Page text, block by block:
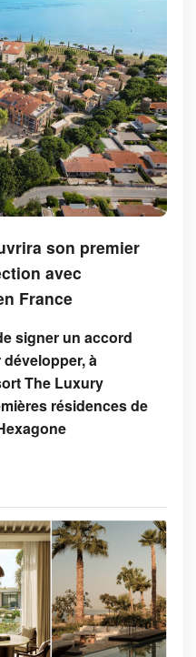
son premier
avec
France
signer un accord
à
The Luxury
résidences de